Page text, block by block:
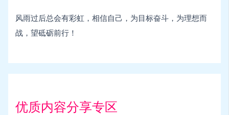
风雨过后总会有彩虹，相信自己，为目标奋斗，为理想而
战，望砥砺前行！
优质内容分享专区